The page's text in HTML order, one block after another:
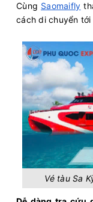
Cùng Saomaifly
cách di chuyển
Vé tàu Sa